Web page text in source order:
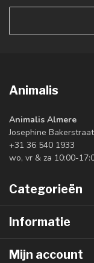
Animalis
Animalis Almere
Josephine
+31 36 540 1933
wo, vr & za 10:00-
Categorieën
Informatie
Mijn account